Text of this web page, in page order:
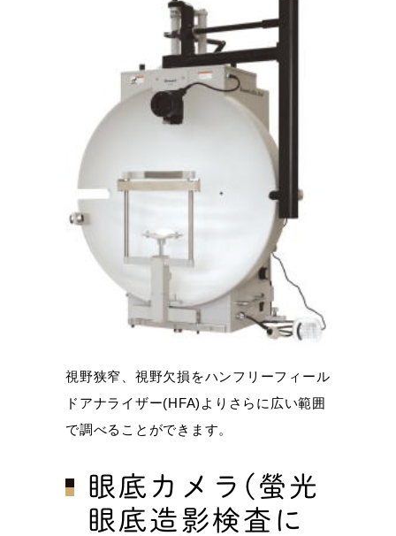
視野狭窄、視野欠損をハンフリーフィール
ドアナライザー(HFA)よりさらに広い範囲
で調べることができます。
眼底カメラ(螢光
眼底造影検査に